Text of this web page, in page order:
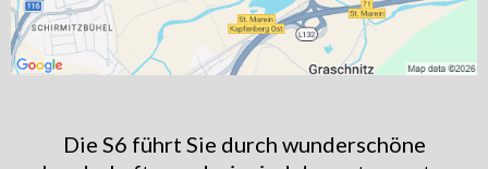
Die S6 führt Sie durch wunderschöne